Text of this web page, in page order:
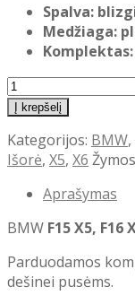
Spalva:
Medžiaga:
produkto
kiekis:
F15
X5
dvigubos
blizgios
grotelės
Į krepšelį
Kategorijos: BMW,
Išorė, X5, X6
Aprašymas
BMW F15 X5, F16
Parduodamos
dešinei pusėms.